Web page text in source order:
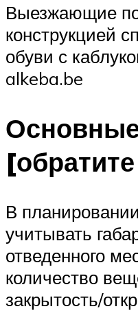
Выезжающие
конструкцией
обуви с
alkeba.be
В
учитывать
отведенного
количество
закрытость/